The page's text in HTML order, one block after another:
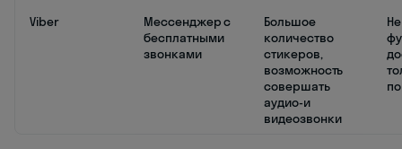
Viber
Мессенджер с
бесплатными
звонками
Большое
количество
стикеров,
возможность
совершать
аудио-и
видеозвонки